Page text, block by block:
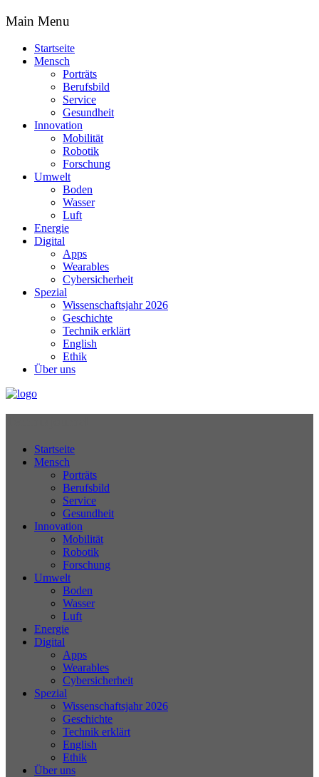
Main Menu
Startseite
Mensch
Porträts
Berufsbild
Service
Gesundheit
Innovation
Mobilität
Robotik
Forschung
Umwelt
Boden
Wasser
Luft
Energie
Digital
Apps
Wearables
Cybersicherheit
Spezial
Wissenschaftsjahr 2026
Geschichte
Technik erklärt
English
Ethik
Über uns
Startseite
Mensch
Porträts
Berufsbild
Service
Gesundheit
Innovation
Mobilität
Robotik
Forschung
Umwelt
Boden
Wasser
Luft
Energie
Digital
Apps
Wearables
Cybersicherheit
Spezial
Wissenschaftsjahr 2026
Geschichte
Technik erklärt
English
Ethik
Über uns